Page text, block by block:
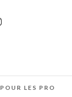
POUR LES PRO